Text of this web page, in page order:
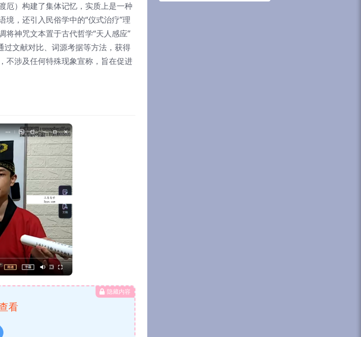
厄）构建了集体记忆，实质上是一种
，还引入民俗学中的“仪式治疗”理
神咒文本置于古代哲学“天人感应”
过文献对比、词源考据等方法，获得
不涉及任何特殊现象宣称，旨在促进
隐藏内容
看